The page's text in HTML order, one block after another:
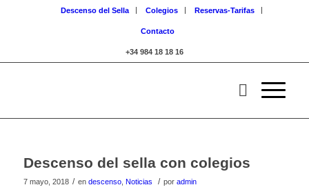
Descenso del Sella Colegios Reservas-Tarifas
Contacto
+34 984 18 18 16
Descenso del sella con colegios
7 mayo, 2018 / en descenso, Noticias / por admin